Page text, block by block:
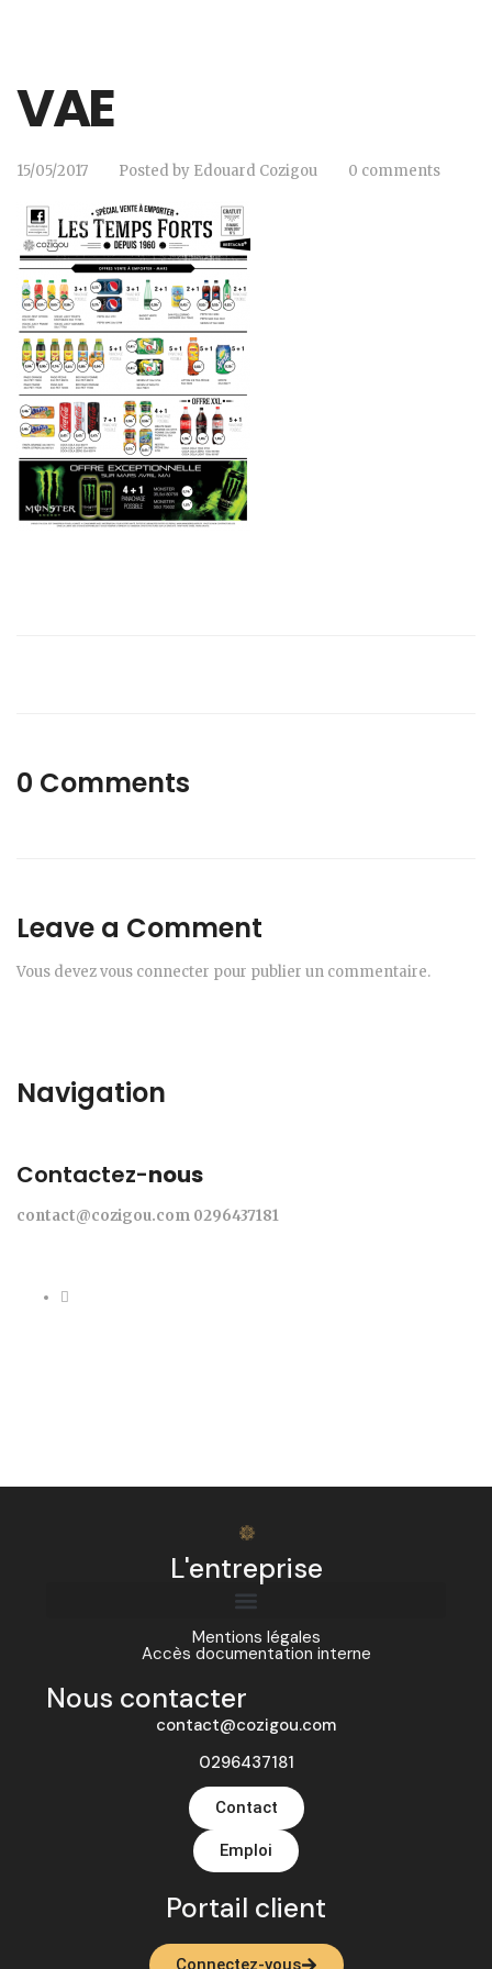
VAE
15/05/2017 Posted by Edouard Cozigou 0 comments
0 Comments
Leave a Comment
Vous devezvous connecter pour publier un commentaire.
Navigation
Contactez-nous
contact@cozigou.com 0296437181
L'entreprise
Mentions légales
Accès documentation interne
Nous contacter
contact@cozigou.com
0296437181
Contact
Emploi
Portail client
Connectez-vous